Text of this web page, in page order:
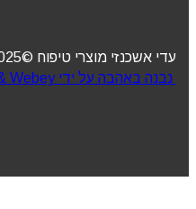
עדי אשכנזי מוצרי טיפוח ©2025 כל הזכויות שמורות
נבנה באהבה על ידי Omri Salhov & Webey